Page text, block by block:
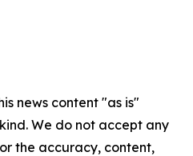
news content "as is"
We do not accept any
the accuracy, content,